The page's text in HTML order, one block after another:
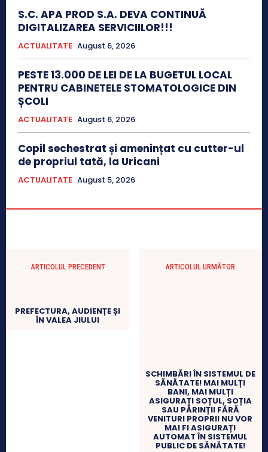
S.C. APA PROD S.A. DEVA CONTINUĂ
DIGITALIZAREA SERVICIILOR!!!
ACTUALITATE August 6, 2026
PESTE 13.000 DE LEI DE LA BUGETUL LOCAL
PENTRU CABINETELE STOMATOLOGICE DIN
ȘCOLI
ACTUALITATE August 6, 2026
Copil sechestrat și amenințat cu cutter-ul
de propriul tată, la Uricani
ACTUALITATE August 5, 2026
ARTICOLUL PRECEDENT
PREFECTURA, AUDIENȚE ȘI
ÎN VALEA JIULUI
ARTICOLUL URMĂTOR
SCHIMBĂRI ÎN SISTEMUL DE
SĂNĂTATE! MAI MULȚI
BANI, MAI MULȚI
ASIGURAȚI SOȚUL, SOȚIA
SAU PĂRINȚII FĂRĂ
VENITURI PROPRII NU VOR
MAI FI ASIGURAȚI
AUTOMAT ÎN SISTEMUL
PUBLIC DE SĂNĂTATE!